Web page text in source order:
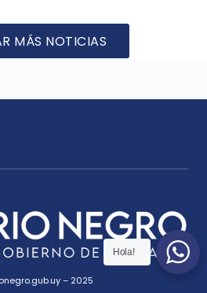
MÁS NOTICIAS
– 2025
Hola!